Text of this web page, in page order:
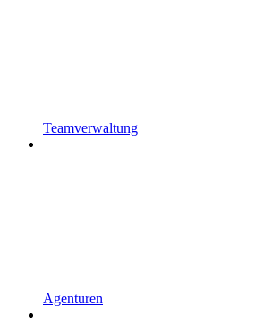
Teamverwaltung
Agenturen